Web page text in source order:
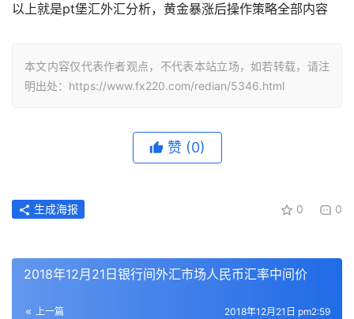
以上就是pt堡汇外汇分析，黄金暴涨后操作策略全部内容
本文内容仅代表作者观点，不代表本站立场，如若转载，请注
明出处：https://www.fx220.com/redian/5346.html
赞 (0)
0 0
生成海报
2018年12月21日银行间外汇市场人民币汇率中间价
上一篇 2018年12月21日 pm2:59